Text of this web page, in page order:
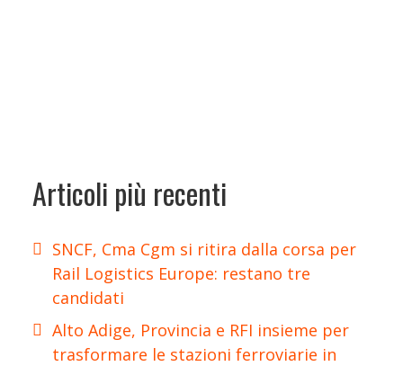
Articoli più recenti
SNCF, Cma Cgm si ritira dalla corsa per
Rail Logistics Europe: restano tre
candidati
Alto Adige, Provincia e RFI insieme per
trasformare le stazioni ferroviarie in